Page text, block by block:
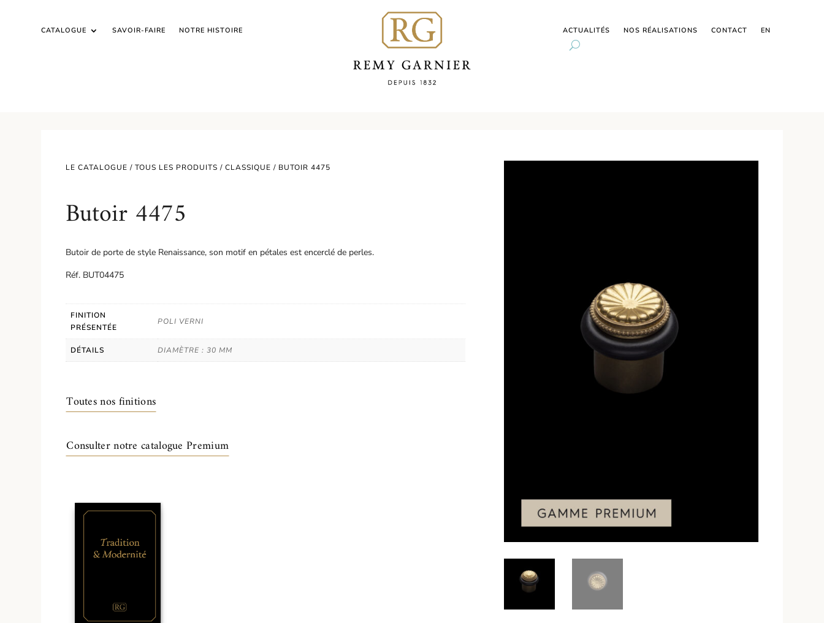
CATALOGUE SAVOIR-FAIRE NOTRE HISTOIRE ACTUALITÉS NOS RÉALISATIONS CONTACT EN
LE CATALOGUE /TOUS LES PRODUITS /CLASSIQUE / BUTOIR 4475
Butoir 4475
Butoir de porte de style Renaissance, son motif en pétales est encerclé de perles.
Réf. BUT04475
FINITION
PRÉSENTÉE
POLI VERNI
DÉTAILS DIAMÈTRE : 30 MM
Toutes nos finitions
Consulter notre catalogue Premium